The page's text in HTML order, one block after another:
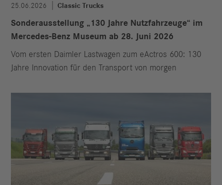
25.06.2026 Classic Trucks
Sonderausstellung „130 Jahre Nutzfahrzeuge“ im
Mercedes-Benz Museum ab 28. Juni 2026
Vom ersten Daimler Lastwagen zum eActros 600: 130
Jahre Innovation für den Transport von morgen